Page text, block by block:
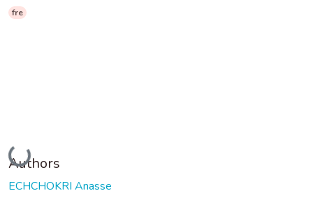
fre
Loading...
Authors
ECHCHOKRI Anasse